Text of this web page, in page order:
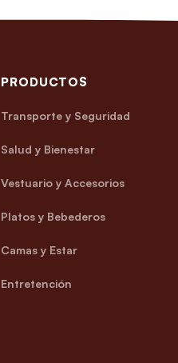
PRODUCTOS
Transporte y Seguridad
Salud y Bienestar
Vestuario y Accesorios
Platos y Bebederos
Camas y Estar
Entretención